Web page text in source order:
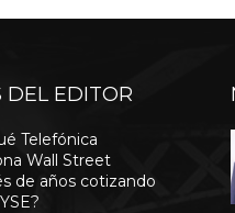
DEL EDITOR
Telefónica
Wall Street
de años cotizando